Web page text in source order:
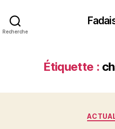
Recherche
Étiquette :